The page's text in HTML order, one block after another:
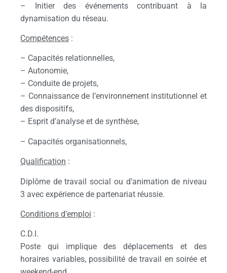
– Initier des événements contribuant à la
dynamisation du réseau.
Compétences :
– Capacités relationnelles,
– Autonomie,
– Conduite de projets,
– Connaissance de l’environnement institutionnel et
des dispositifs,
– Esprit d’analyse et de synthèse,
– Capacités organisationnels,
Qualification :
Diplôme de travail social ou d’animation de niveau
3 avec expérience de partenariat réussie.
Conditions d’emploi :
C.D.I.
Poste qui implique des déplacements et des
horaires variables, possibilité de travail en soirée et